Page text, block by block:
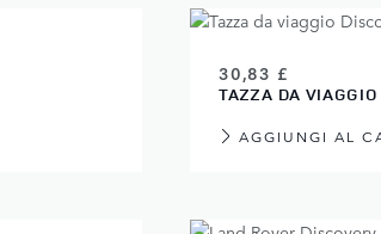
30,83 £
TAZZA DA VIAGGIO
AGGIUNGI AL